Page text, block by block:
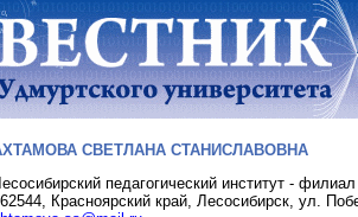
СВЕТЛАНА СТАНИСЛАВОВНА
педагогический институт -
Красноярский край, Лесосибирск, ул.